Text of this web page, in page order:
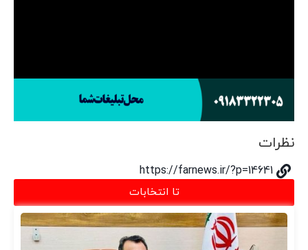
نظرات
https://farnews.ir/?p=14641
تا انتخابات